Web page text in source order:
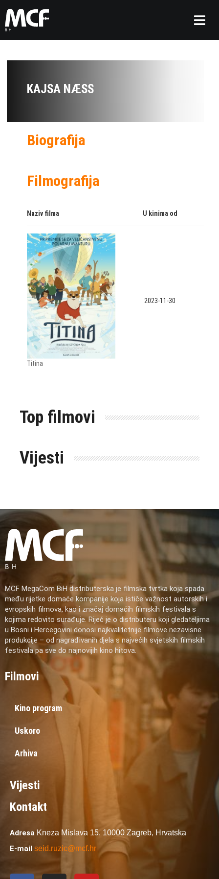
KAJSA NÆSS
Biografija
Filmografija
Naziv filma U kinima od
Titina
2023-11-30
Top filmovi
Vijesti
MCF MegaCom BiH distributerska je filmska tvrtka koja spada
među rijetke domaće kompanije koja ističe važnost autorskih i
evropskih filmova, kao i značaj domaćih filmskih festivala s
kojima redovito surađuje. Riječ je o distributeru koji gledateljima
u Bosni i Hercegovini donosi najkvalitetnije filmove nezavisne
produkcije – od nagrađivanih djela s najvećih svjetskih filmskih
festivala pa sve do najnovijih kino hitova.
Filmovi
Kino program
Uskoro
Arhiva
Vijesti
Kontakt
Adresa Kneza Mislava 15, 10000 Zagreb, Hrvatska
E-mail seid.ruzic@mcf.hr